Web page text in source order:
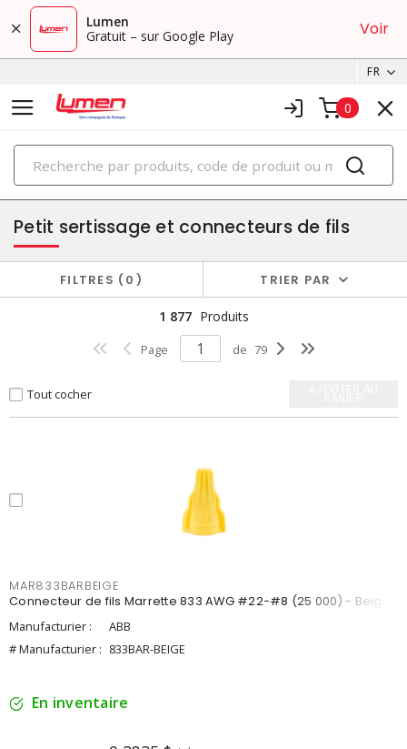
Lumen
Gratuit – sur Google Play
Voir
FR
0
PRODUITS
terminaison de fils et fournitures
Petit sertissage et connecteurs de fils
FILTRES 0 TRIER PAR
1 877 Produits
Page de 79
Tout cocher
MAR833BARBEIGE
Connecteur de fils Marrette 833 AWG #22-#8 (25 000) - Beige
Manufacturier :
ABB
# Manufacturier : 833BAR-BEIGE
En inventaire